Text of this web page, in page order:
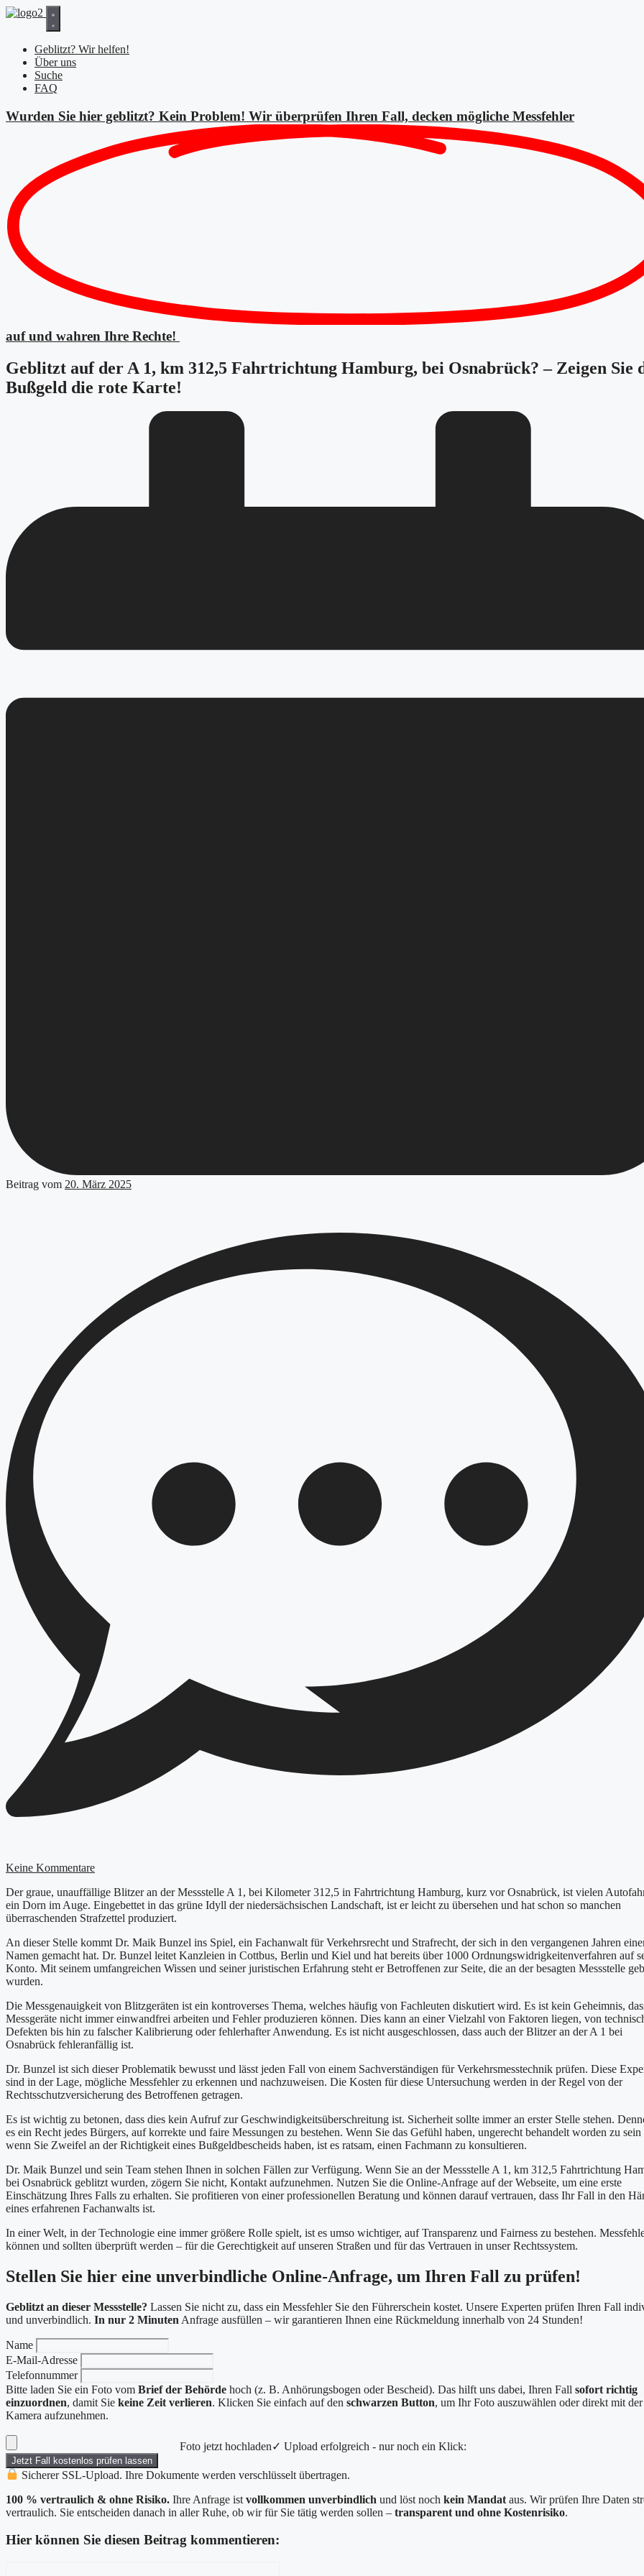
Zum
Geblitzt? Wir helfen!
Über uns
Suche
FAQ
Wurden Sie hier geblitzt? Kein Problem! Wir überprüfen Ihren Fall, decken mögliche Messfehler
auf und wahren Ihre Rechte!
Geblitzt auf der A 1, km 312,5 Fahrtrichtung Hamburg, bei Osnabrück? – Zeigen Sie
Bußgeld die rote Karte!
Beitrag vom 20. März 2025
Keine Kommentare
Der graue, unauffällige Blitzer an der Messstelle A 1, bei Kilometer 312,5 in Fahrtrichtung Hamburg, kurz vor Osnabrück, ist vielen
ein Dorn im Auge. Eingebettet in das grüne Idyll der niedersächsischen Landschaft, ist er leicht zu übersehen und hat schon so manchen
überraschenden Strafzettel produziert.
An dieser Stelle kommt Dr. Maik Bunzel ins Spiel, ein Fachanwalt für Verkehrsrecht und Strafrecht, der sich in den vergangenen Jahren
Namen gemacht hat. Dr. Bunzel leitet Kanzleien in Cottbus, Berlin und Kiel und hat bereits über 1000 Ordnungswidrigkeitenverfahren auf
Konto. Mit seinem umfangreichen Wissen und seiner juristischen Erfahrung steht er Betroffenen zur Seite, die an der besagten Messstelle
wurden.
Die Messgenauigkeit von Blitzgeräten ist ein kontroverses Thema, welches häufig von Fachleuten diskutiert wird. Es ist kein Geheimnis,
Messgeräte nicht immer einwandfrei arbeiten und Fehler produzieren können. Dies kann an einer Vielzahl von Faktoren liegen, von
Defekten bis hin zu falscher Kalibrierung oder fehlerhafter Anwendung. Es ist nicht ausgeschlossen, dass auch der Blitzer an der A 1 bei
Osnabrück fehleranfällig ist.
Dr. Bunzel ist sich dieser Problematik bewusst und lässt jeden Fall von einem Sachverständigen für Verkehrsmesstechnik prüfen. Diese
sind in der Lage, mögliche Messfehler zu erkennen und nachzuweisen. Die Kosten für diese Untersuchung werden in der Regel von der
Rechtsschutzversicherung des Betroffenen getragen.
Es ist wichtig zu betonen, dass dies kein Aufruf zur Geschwindigkeitsüberschreitung ist. Sicherheit sollte immer an erster Stelle stehen.
es ein Recht jedes Bürgers, auf korrekte und faire Messungen zu bestehen. Wenn Sie das Gefühl haben, ungerecht behandelt worden zu sein
wenn Sie Zweifel an der Richtigkeit eines Bußgeldbescheids haben, ist es ratsam, einen Fachmann zu konsultieren.
Dr. Maik Bunzel und sein Team stehen Ihnen in solchen Fällen zur Verfügung. Wenn Sie an der Messstelle A 1, km 312,5 Fahrtrichtung
bei Osnabrück geblitzt wurden, zögern Sie nicht, Kontakt aufzunehmen. Nutzen Sie die Online-Anfrage auf der Webseite, um eine erste
Einschätzung Ihres Falls zu erhalten. Sie profitieren von einer professionellen Beratung und können darauf vertrauen, dass Ihr Fall in den
eines erfahrenen Fachanwalts ist.
In einer Welt, in der Technologie eine immer größere Rolle spielt, ist es umso wichtiger, auf Transparenz und Fairness zu bestehen.
können und sollten überprüft werden – für die Gerechtigkeit auf unseren Straßen und für das Vertrauen in unser Rechtssystem.
Stellen Sie hier eine unverbindliche Online-Anfrage, um Ihren Fall zu prüfen!
Geblitzt an dieser Messstelle? Lassen Sie nicht zu, dass ein Messfehler Sie den Führerschein kostet. Unsere Experten prüfen Ihren Fall
und unverbindlich. In nur 2 Minuten Anfrage ausfüllen – wir garantieren Ihnen eine Rückmeldung innerhalb von 24 Stunden!
Name
E-Mail-Adresse
Telefonnummer
Bitte laden Sie ein Foto vom Brief der Behörde hoch (z. B. Anhörungsbogen oder Bescheid). Das hilft uns dabei, Ihren Fall sofort richtig
einzuordnen, damit Sie keine Zeit verlieren. Klicken Sie einfach auf den schwarzen Button, um Ihr Foto auszuwählen oder direkt mit der
Kamera aufzunehmen.
Foto jetzt hochladen✓ Upload erfolgreich - nur noch ein Klick:
Jetzt Fall kostenlos prüfen lassen
Sicherer SSL-Upload. Ihre Dokumente werden verschlüsselt übertragen.
100 % vertraulich & ohne Risiko. Ihre Anfrage ist vollkommen unverbindlich und löst noch kein Mandat aus. Wir prüfen Ihre Daten
vertraulich. Sie entscheiden danach in aller Ruhe, ob wir für Sie tätig werden sollen – transparent und ohne Kostenrisiko.
Hier können Sie diesen Beitrag kommentieren: